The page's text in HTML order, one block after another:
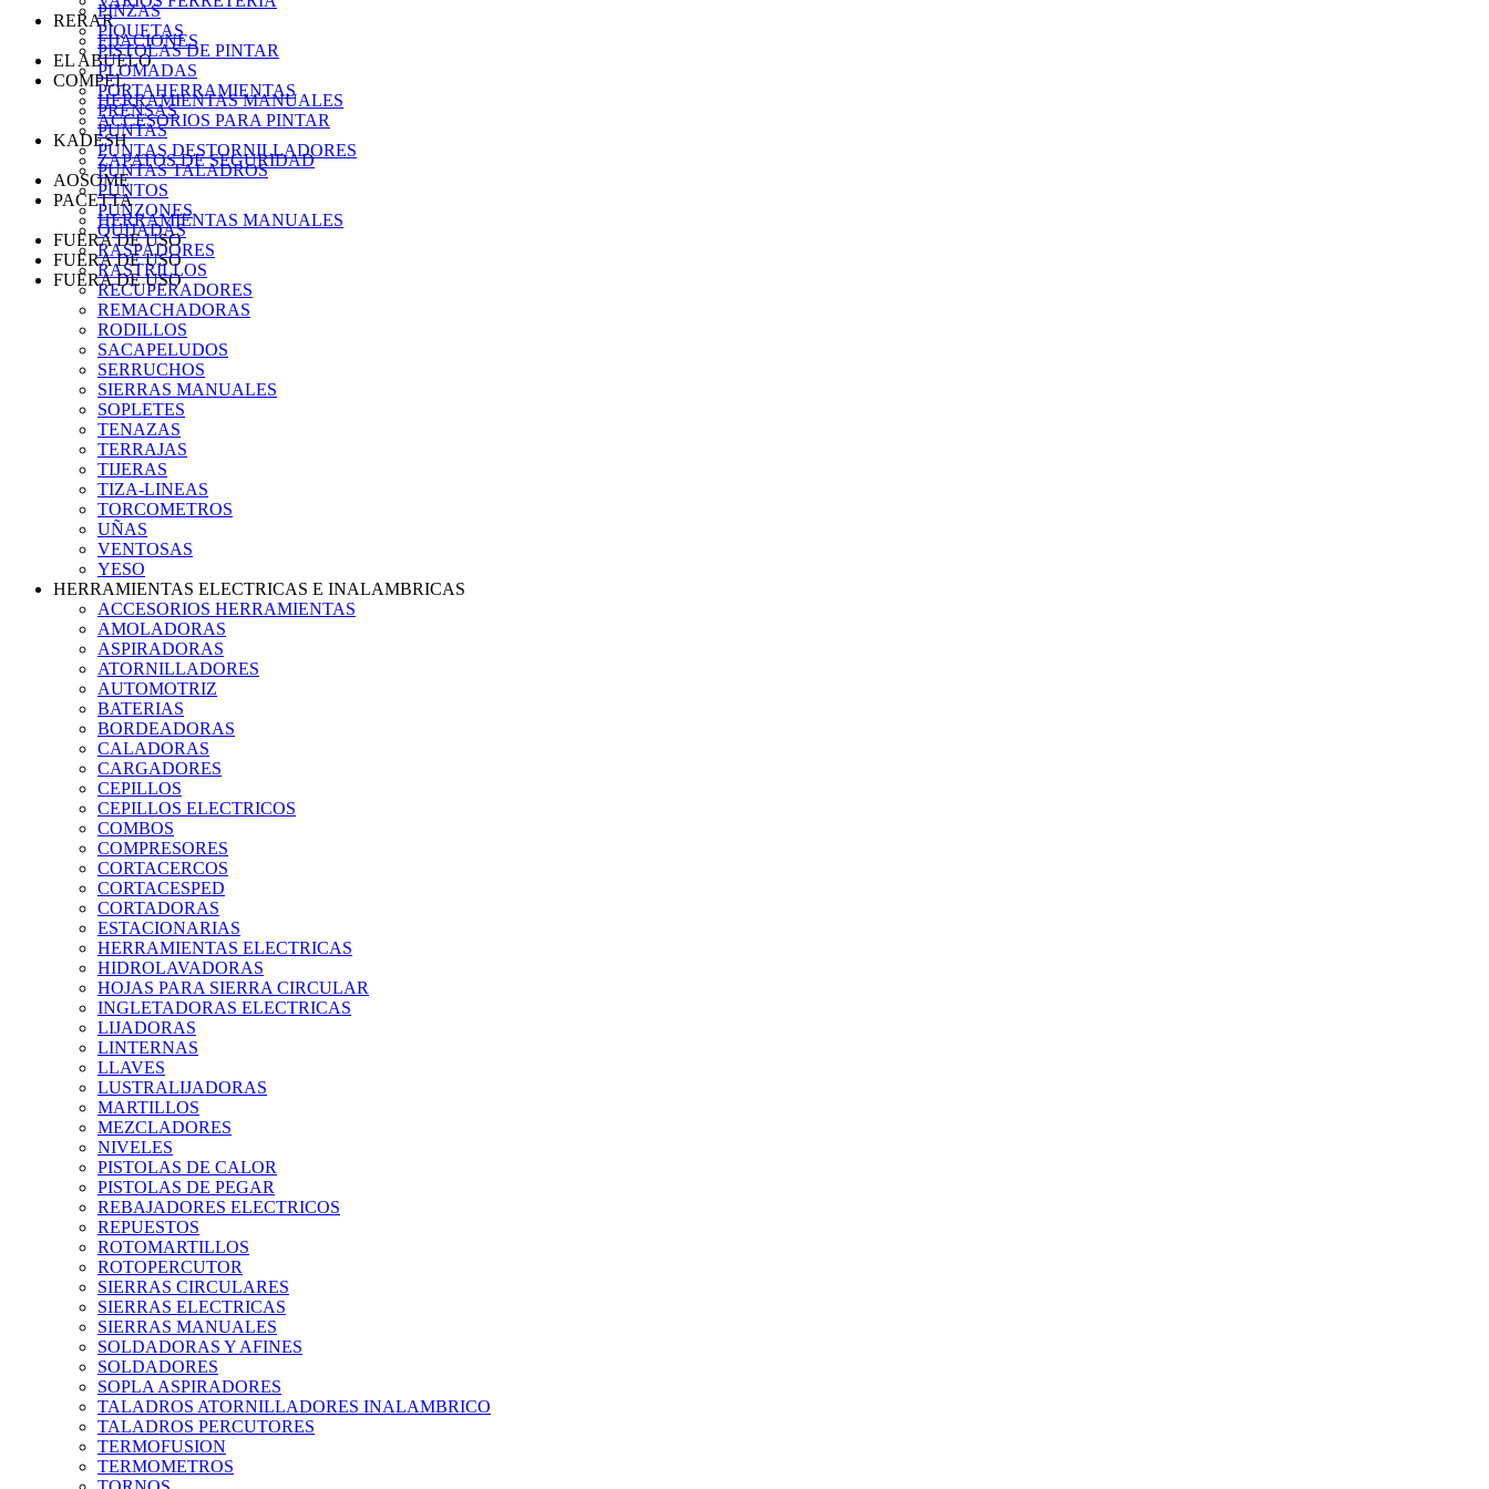
RERAR
FIJACIONES
EL ABUELO
COMPEL
HERRAMIENTAS MANUALES
ACCESORIOS PARA PINTAR
KADESH
ZAPATOS DE SEGURIDAD
AOSOME
PACETTA
HERRAMIENTAS MANUALES
FUERA DE USO
FUERA DE USO
FUERA DE USO
PINZAS
PIQUETAS
PISTOLAS DE PINTAR
PLOMADAS
PORTAHERRAMIENTAS
PRENSAS
PUNTAS
PUNTAS DESTORNILLADORES
PUNTAS TALADROS
PUNTOS
PUNZONES
QUIJADAS
RASPADORES
RASTRILLOS
RECUPERADORES
REMACHADORAS
RODILLOS
SACAPELUDOS
SERRUCHOS
SIERRAS MANUALES
SOPLETES
TENAZAS
TERRAJAS
TIJERAS
TIZA-LINEAS
TORCOMETROS
UÑAS
VENTOSAS
YESO
HERRAMIENTAS ELECTRICAS E INALAMBRICAS
ACCESORIOS HERRAMIENTAS
AMOLADORAS
ASPIRADORAS
ATORNILLADORES
AUTOMOTRIZ
BATERIAS
BORDEADORAS
CALADORAS
CARGADORES
CEPILLOS
CEPILLOS ELECTRICOS
COMBOS
COMPRESORES
CORTACERCOS
CORTACESPED
CORTADORAS
ESTACIONARIAS
HERRAMIENTAS ELECTRICAS
HIDROLAVADORAS
HOJAS PARA SIERRA CIRCULAR
INGLETADORAS ELECTRICAS
LIJADORAS
LINTERNAS
LLAVES
LUSTRALIJADORAS
MARTILLOS
MEZCLADORES
NIVELES
PISTOLAS DE CALOR
PISTOLAS DE PEGAR
REBAJADORES ELECTRICOS
REPUESTOS
ROTOMARTILLOS
ROTOPERCUTOR
SIERRAS CIRCULARES
SIERRAS ELECTRICAS
SIERRAS MANUALES
SOLDADORAS Y AFINES
SOLDADORES
SOPLA ASPIRADORES
TALADROS ATORNILLADORES INALAMBRICO
TALADROS PERCUTORES
TERMOFUSION
TERMOMETROS